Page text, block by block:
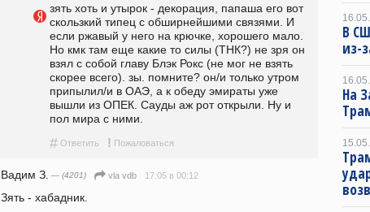
зять хоть и утырок - декорация, папаша его вот
скользкий типец с обширнейшими связями. И
если ржавый у него на крючке, хорошего мало.
Но кмк там еще какие то силы (ТНК?) не зря он
взял с собой главу Блэк Рокс (не мог не взять
скорее всего). зы. помните? он/и только утром
припылил/и в ОАЭ, а к обеду эмираты уже
вышли из ОПЕК. Сауды аж рот открыли. Ну и
пол мира с ними.
# Ответить ! Пожаловаться
Вадим З. — (4201) vla vdb 17.05 в 00:12
Зять - хабадник.
В
из-
На